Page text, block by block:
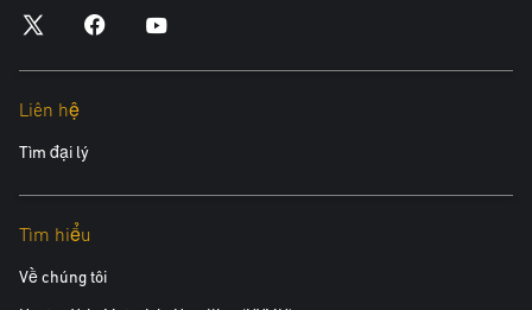
Liên hệ
Tìm đại lý
Tìm hiểu
Về chúng tôi